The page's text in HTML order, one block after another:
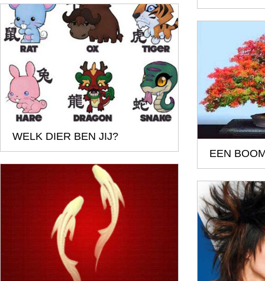
WELK DIER BEN JIJ?
EEN